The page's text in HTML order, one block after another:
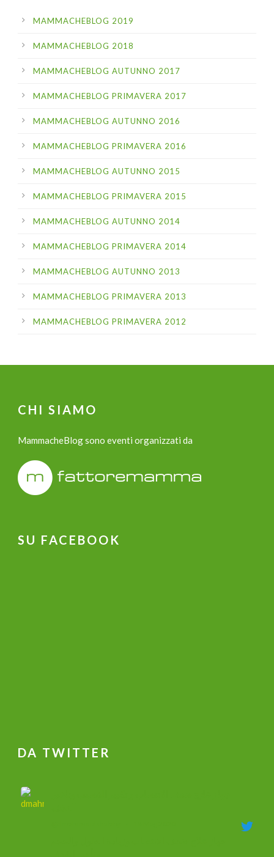
MAMMACHEBLOG 2019
MAMMACHEBLOG 2018
MAMMACHEBLOG AUTUNNO 2017
MAMMACHEBLOG PRIMAVERA 2017
MAMMACHEBLOG AUTUNNO 2016
MAMMACHEBLOG PRIMAVERA 2016
MAMMACHEBLOG AUTUNNO 2015
MAMMACHEBLOG PRIMAVERA 2015
MAMMACHEBLOG AUTUNNO 2014
MAMMACHEBLOG PRIMAVERA 2014
MAMMACHEBLOG AUTUNNO 2013
MAMMACHEBLOG PRIMAVERA 2013
MAMMACHEBLOG PRIMAVERA 2012
CHI SIAMO
MammacheBlog sono eventi organizzati da
SU FACEBOOK
DA TWITTER